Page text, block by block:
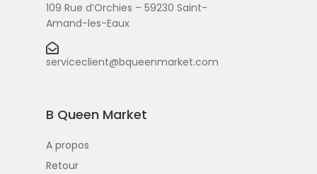
109 Rue d’Orchies – 59230 Saint-
Amand-les-Eaux
serviceclient@bqueenmarket.com
B Queen Market
A propos
Retour